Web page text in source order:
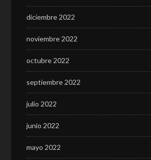
diciembre 2022
noviembre 2022
octubre 2022
septiembre 2022
julio 2022
junio 2022
mayo 2022